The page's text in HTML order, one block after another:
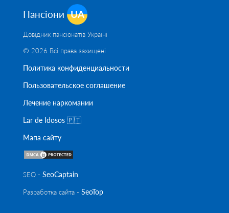
Пансіони UA
Довідник пансіонатів Україні
© 2026 Всі права захищені
Политика конфиденциальности
Пользовательское соглашение
Лечение наркомании
Lar de Idosos 🇵🇹
Мапа сайту
SEO - SeoСaptain
Разработка сайта - SeoTop